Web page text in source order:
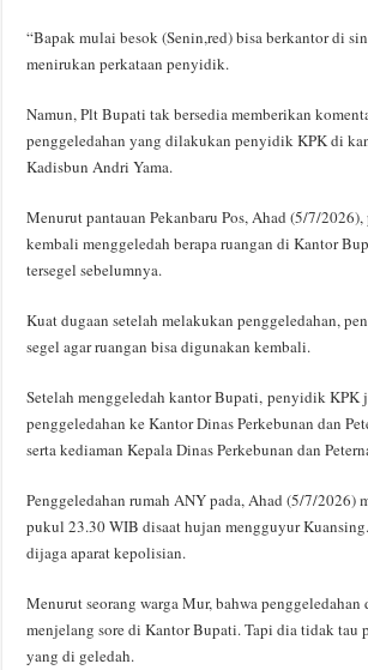
“Bapak mulai besok (Senin,red) bisa berkantor di
menirukan perkataan penyidik.
Namun, Plt Bupati tak bersedia memberikan
penggeledahan yang dilakukan penyidik KPK di
Kadisbun Andri Yama.
Menurut pantauan Pekanbaru Pos, Ahad (5/7/
kembali menggeledah berapa ruangan di Kantor
tersegel sebelumnya.
Kuat dugaan setelah melakukan penggeledahan,
segel agar ruangan bisa digunakan kembali.
Setelah menggeledah kantor Bupati, penyidik KPK
penggeledahan ke Kantor Dinas Perkebunan dan
serta kediaman Kepala Dinas Perkebunan dan
Penggeledahan rumah ANY pada, Ahad (5/7/2026)
pukul 23.30 WIB disaat hujan mengguyur
dijaga aparat kepolisian.
Menurut seorang warga Mur, bahwa
menjelang sore di Kantor Bupati. Tapi dia tidak tau
yang di geledah.